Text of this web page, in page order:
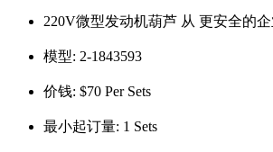
220V微型发动机葫芦 从 更安全的
模型: 2-1843593
价钱: $70 Per Sets
最小起订量: 1 Sets